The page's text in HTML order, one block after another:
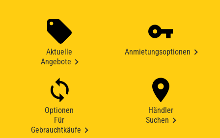
Aktuelle
Angebote
Anmietungsoptionen
Optionen
Für
Gebrauchtkäufe
Händler
Suchen